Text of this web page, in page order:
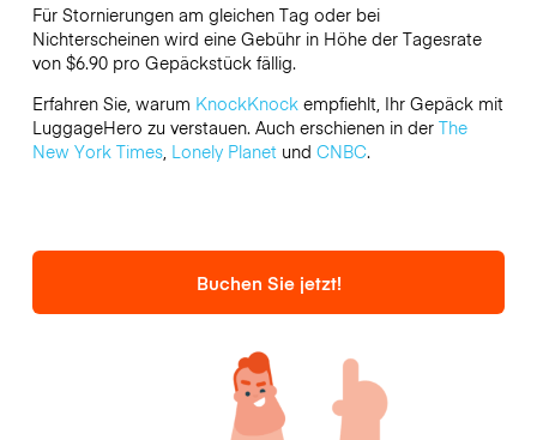
Für Stornierungen am gleichen Tag oder bei
Nichterscheinen wird eine Gebühr in Höhe der Tagesrate
von $6.90 pro Gepäckstück fällig.
Erfahren Sie, warum KnockKnockempfiehlt, Ihr Gepäck mit
LuggageHero zu verstauen. Auch erschienen in der The
New York Times, Lonely Planetund CNBC.
Buchen Sie jetzt!